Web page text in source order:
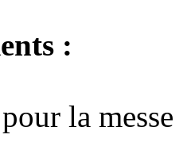
:
la messe